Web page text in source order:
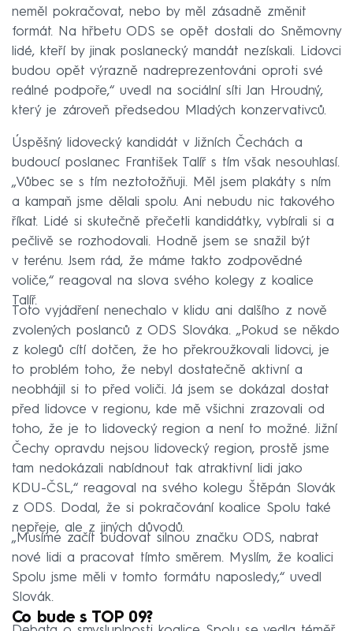
neměl pokračovat, nebo by měl zásadně změnit
formát. Na hřbetu ODS se opět dostali do Sněmovny
lidé, kteří by jinak poslanecký mandát nezískali. Lidovci
budou opět výrazně nadreprezentováni oproti své
reálné podpoře,“ uvedl na sociální síti Jan Hroudný,
který je zároveň předsedou Mladých konzervativců.
Úspěšný lidovecký kandidát v Jižních Čechách a
budoucí poslanec František Talíř s tím však nesouhlasí.
„Vůbec se s tím neztotožňuji. Měl jsem plakáty s ním
a kampaň jsme dělali spolu. Ani nebudu nic takového
říkat. Lidé si skutečně přečetli kandidátky, vybírali si a
pečlivě se rozhodovali. Hodně jsem se snažil být
v terénu. Jsem rád, že máme takto zodpovědné
voliče,“ reagoval na slova svého kolegy z koalice
Talíř.
Toto vyjádření nenechalo v klidu ani dalšího z nově
zvolených poslanců z ODS Slováka. „Pokud se někdo
z kolegů cítí dotčen, že ho překroužkovali lidovci, je
to problém toho, že nebyl dostatečně aktivní a
neobhájil si to před voliči. Já jsem se dokázal dostat
před lidovce v regionu, kde mě všichni zrazovali od
toho, že je to lidovecký region a není to možné. Jižní
Čechy opravdu nejsou lidovecký region, prostě jsme
tam nedokázali nabídnout tak atraktivní lidi jako
KDU-ČSL,“ reagoval na svého kolegu Štěpán Slovák
z ODS. Dodal, že si pokračování koalice Spolu také
nepřeje, ale z jiných důvodů.
„Musíme začít budovat silnou značku ODS, nabrat
nové lidi a pracovat tímto směrem. Myslím, že koalici
Spolu jsme měli v tomto formátu naposledy,“ uvedl
Slovák.
Co bude s TOP 09?